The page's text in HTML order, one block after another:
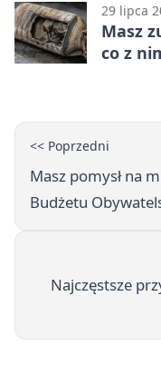
29 lipca
Masz
co z
<< Poprzedni
Masz pomysł na
Budżetu
Najczęstsze